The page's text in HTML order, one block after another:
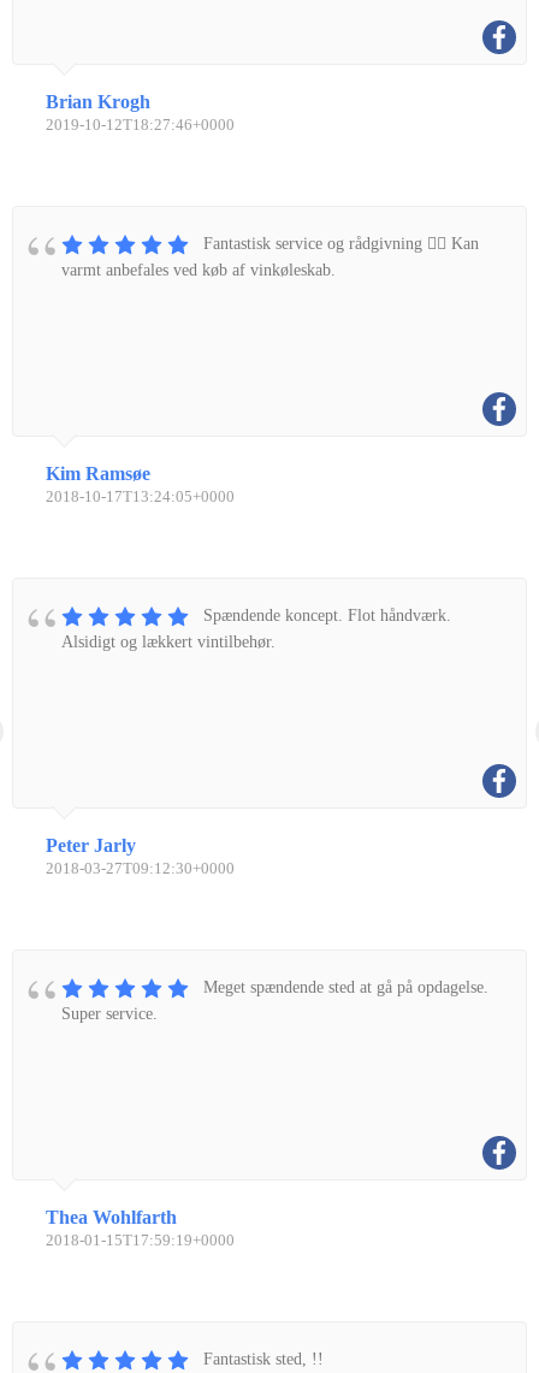
Brian Krogh
2019-10-12T18:27:46+0000
Fantastisk service og rådgivning 👌🏼 Kan
varmt anbefales ved køb af vinkøleskab.
Kim Ramsøe
2018-10-17T13:24:05+0000
Spændende koncept. Flot håndværk.
Alsidigt og lækkert vintilbehør.
Peter Jarly
2018-03-27T09:12:30+0000
Meget spændende sted at gå på opdagelse.
Super service.
Thea Wohlfarth
2018-01-15T17:59:19+0000
Fantastisk sted, !!